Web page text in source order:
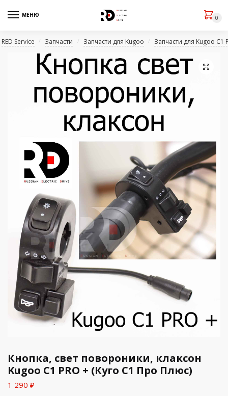
МЕНЮ 0
RED Service / Запчасти / Запчасти для Kugoo / Запчасти для Kugoo C1
🔍
Кнопка, свет повороники, клаксон
Kugoo C1 PRO + (Куго С1 Про Плюс)
1 290 ₽